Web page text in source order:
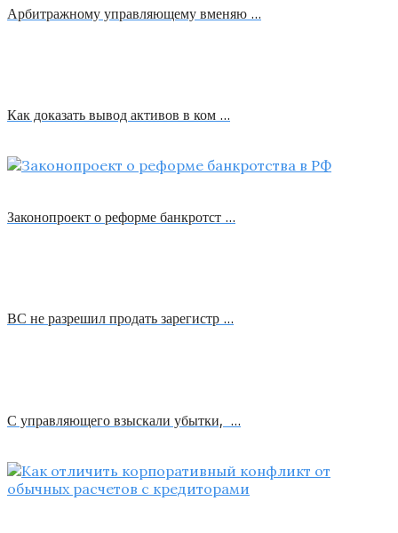
Арбитражному управляющему вменяю …
Как доказать вывод активов в ком …
Законопроект о реформе банкротст …
ВС не разрешил продать зарегистр …
С управляющего взыскали убытки, …